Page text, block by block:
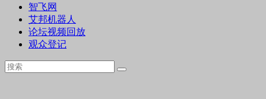
智飞网
艾邦机器人
论坛视频回放
观众登记